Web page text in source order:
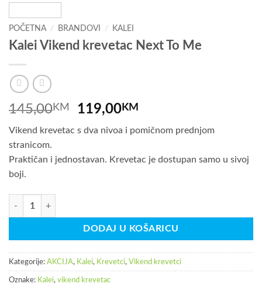
POČETNA / BRANDOVI / KALEI
Kalei Vikend krevetac Next To Me
145,00KM
Izvorna
bila
145,00KM.
119,00KM
je:
Vikend krevetac s dva nivoa i pomičnom prednjom
stranicom.
Praktičan i jednostavan. Krevetac je dostupan samo u sivoj
boji.
Kalei Vikend krevetac Next To Me količina
DODAJ U KOŠARICU
Kategorije: AKCIJA, Kalei, Krevetci, Vikend krevetci
Oznake: Kalei, vikend krevetac